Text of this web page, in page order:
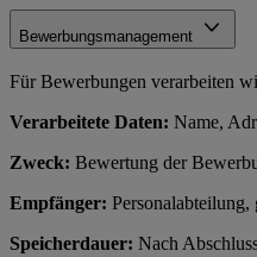
Bewerbungsmanagement
Für Bewerbungen verarbeiten
Verarbeitete Daten: Name,
Zweck: Bewertung der
Empfänger: Personalabteilung,
Speicherdauer: Nach